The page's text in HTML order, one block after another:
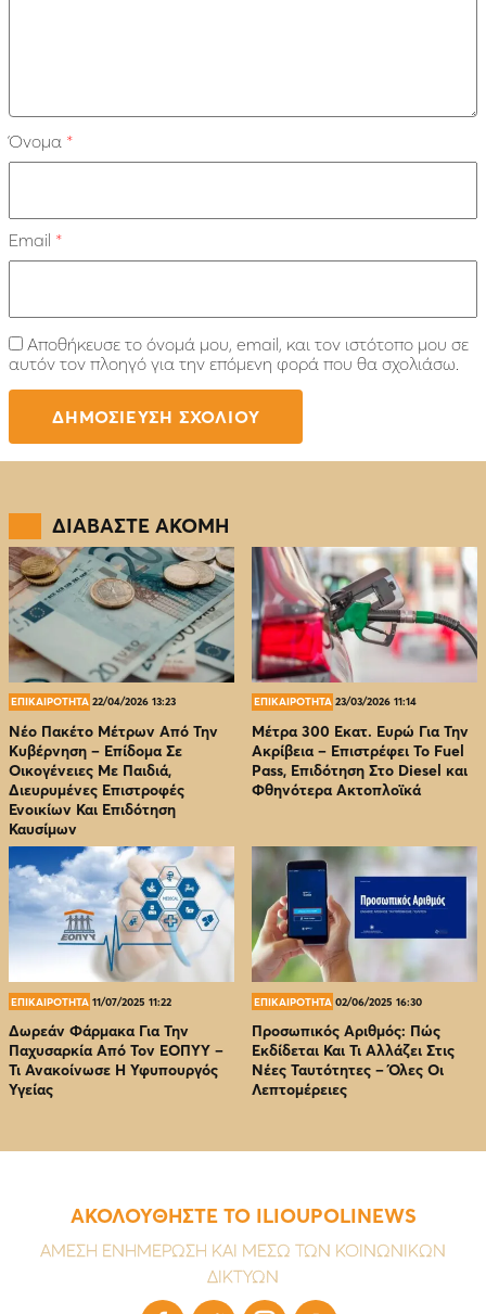
Όνομα *
Email *
Αποθήκευσε το όνομά μου, email, και τον ιστότοπο μου σε
αυτόν τον πλοηγό για την επόμενη φορά που θα σχολιάσω.
ΔΙΑΒΑΣΤΕ ΑΚΟΜΗ
ΕΠΙΚΑΙΡΟΤΗΤΑ 22/04/2026 13:23
Νέο Πακέτο Μέτρων Από Την
Κυβέρνηση – Επίδομα Σε
Οικογένειες Με Παιδιά,
Διευρυμένες Επιστροφές
Ενοικίων Και Επιδότηση
Καυσίμων
ΕΠΙΚΑΙΡΟΤΗΤΑ 23/03/2026 11:14
Μέτρα 300 Εκατ. Ευρώ Για Την
Ακρίβεια – Επιστρέφει Το Fuel
Pass, Επιδότηση Στο Diesel και
Φθηνότερα Ακτοπλοϊκά
ΕΠΙΚΑΙΡΟΤΗΤΑ 11/07/2025 11:22
Δωρεάν Φάρμακα Για Την
Παχυσαρκία Από Τον EOΠΥΥ –
Τι Ανακοίνωσε Η Υφυπουργός
Υγείας
ΕΠΙΚΑΙΡΟΤΗΤΑ 02/06/2025 16:30
Προσωπικός Αριθμός: Πώς
Εκδίδεται Και Τι Αλλάζει Στις
Νέες Ταυτότητες – Όλες Οι
Λεπτομέρειες
ΑΚΟΛΟΥΘΗΣΤΕ ΤΟ ILIOUPOLINEWS
ΑΜΕΣΗ ΕΝΗΜΕΡΩΣΗ ΚΑΙ ΜΕΣΩ ΤΩΝ ΚΟΙΝΩΝΙΚΩΝ
ΔΙΚΤΥΩΝ